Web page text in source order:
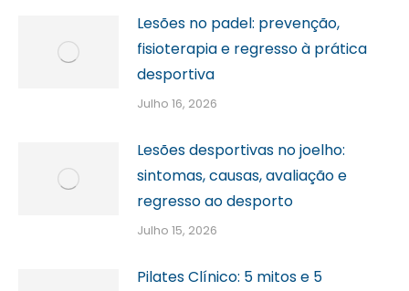
Lesões no padel: prevenção,
fisioterapia e regresso à prática
desportiva
Julho 16, 2026
Lesões desportivas no joelho:
sintomas, causas, avaliação e
regresso ao desporto
Julho 15, 2026
Pilates Clínico: 5 mitos e 5